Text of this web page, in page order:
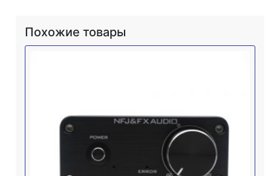
Похожие товары